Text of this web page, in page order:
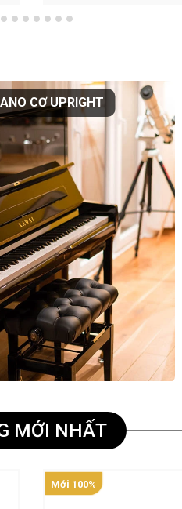
CƠ UPRIGHT
MỚI NHẤT
Mới 100%